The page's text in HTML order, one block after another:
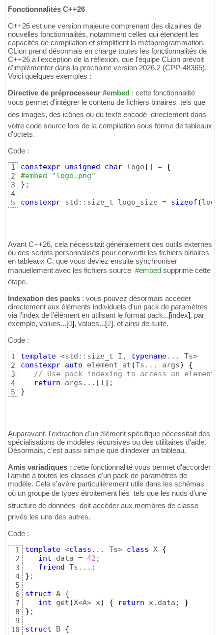
Fonctionnalités C++26
C++26 est une version majeure comprenant des dizaines de
nouvelles fonctionnalités, notamment celles qui étendent les
capacités de compilation et simplifient la métaprogrammation.
CLion prend désormais en charge toutes les fonctionnalités de
C++26 à l'exception de la réflexion, que l'équipe CLion prévoit
d'implémenter dans la prochaine version 2026.2 (CPP-48365).
Voici quelques exemples :
Directive de préprocesseur #embed : cette fonctionnalité
vous permet d'intégrer le contenu de fichiers binaires  tels que
des images, des icônes ou du texte encodé  directement dans
votre code source lors de la compilation sous forme de tableaux
d'octets.
Code :
1
2
3
4
5
constexpr unsigned char logo [ ] = {
#embed "logo.png"
} ;
constexpr std::size_t logo_size = sizeof (logo
Avant C++26, cela nécessitait généralement des outils externes
ou des scripts personnalisés pour convertir les fichiers binaires
en tableaux C, que vous deviez ensuite synchroniser
manuellement avec les fichiers source  #embed supprime cette
étape.
Indexation des packs : vous pouvez désormais accéder
directement aux éléments individuels d'un pack de paramètres
via l'index de l'élément en utilisant le format pack...[index], par
exemple, values...[0], values...[2], et ainsi de suite.
Code :
1
2
3
4
5
template <std::size_t I, typename
constexpr auto element_at (Ts... args)
{
// Use pack indexing to access an element
return args... [I]
}
Auparavant, l'extraction d'un élément spécifique nécessitait des
spécialisations de modèles récursives ou des utilitaires d'aide.
Désormais, c'est aussi simple que d'indexer un tableau.
Amis variadiques : cette fonctionnalité vous permet d'accorder
l'amitié à toutes les classes d'un pack de paramètres de
modèle. Cela s'avère particulièrement utile dans les schémas
où un groupe de types étroitement liés  tels que les nuds d'une
structure de données  doit accéder aux membres de classe
privés les uns des autres.
Code :
1
2
3
4
5
6
7
8
9
10
template <class ... Ts> class X {
int data = 42 ;
friend
} ;
struct A {
int get (X<A> x) { return x.data; }
} ;
struct B {